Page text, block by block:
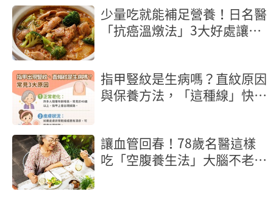
少量吃就能補足營養！日名醫
「抗癌溫燉法」3大好處讓癌
指甲豎紋是生病嗎？直紋原因
與保養方法，「這種線」快就
讓血管回春！78歲名醫這樣
吃「空腹養生法」大腦不老又